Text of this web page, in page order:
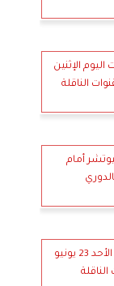
الإثنين
أمام
جدول مباريات اليوم الأحد 23 يونيو